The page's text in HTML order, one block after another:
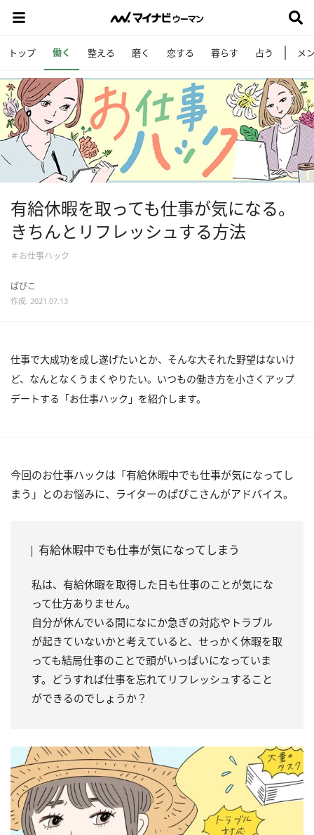
トップ 働く 整える 磨く 恋する 暮らす 占う メ
有給休暇を取っても仕事が気になる。
きちんとリフレッシュする方法
＃お仕事ハック
ぱぴこ
作成: 2021.07.13
仕事で大成功を成し遂げたいとか、そんな大それた野望はないけ
ど、なんとなくうまくやりたい。いつもの働き方を小さくアップ
デートする「お仕事ハック」を紹介します。
今回のお仕事ハックは「有給休暇中でも仕事が気になってし
まう」とのお悩みに、ライターのぱぴこさんがアドバイス。
有給休暇中でも仕事が気になってしまう
私は、有給休暇を取得した日も仕事のことが気にな
って仕方ありません。
自分が休んでいる間になにか急ぎの対応やトラブル
が起きていないかと考えていると、せっかく休暇を取
っても結局仕事のことで頭がいっぱいになっていま
す。どうすれば仕事を忘れてリフレッシュすること
ができるのでしょうか？